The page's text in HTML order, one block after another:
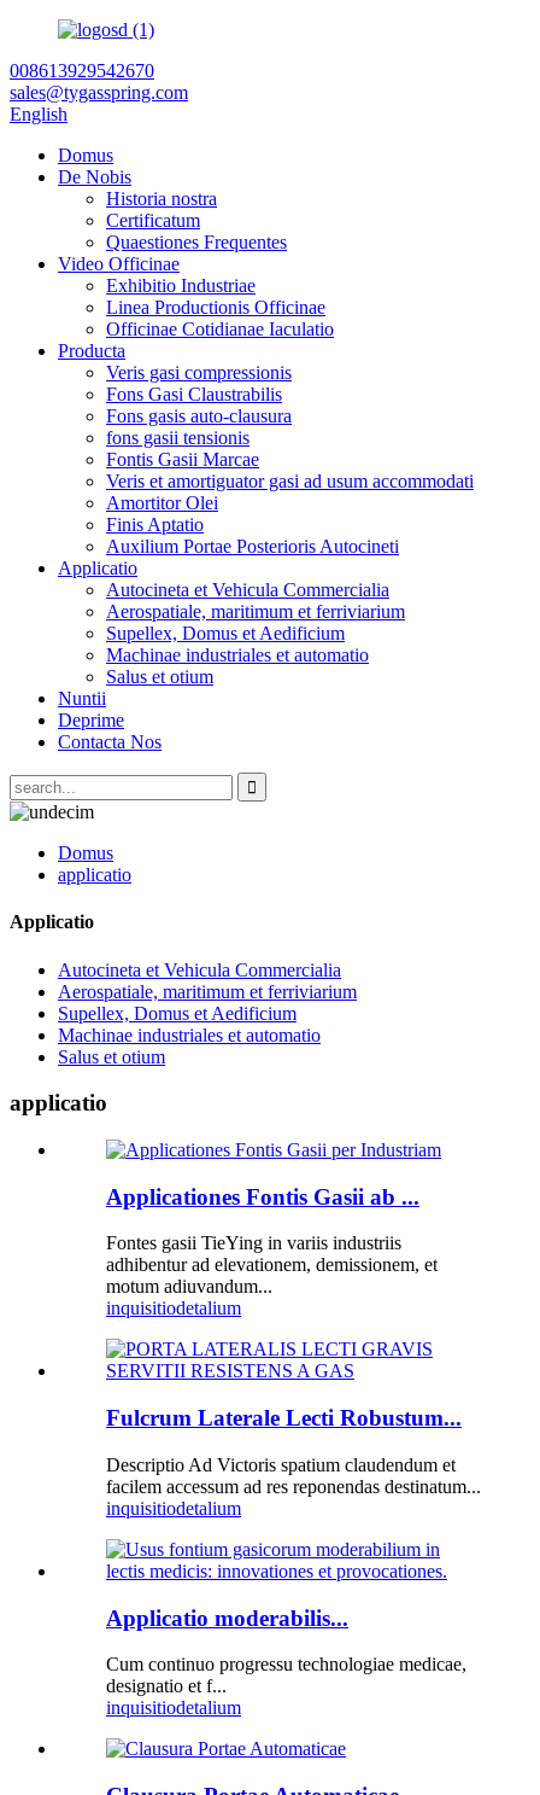
008613929542670
sales@tygasspring.com
English
Domus
De Nobis
Historia nostra
Certificatum
Quaestiones Frequentes
Video Officinae
Exhibitio Industriae
Linea Productionis Officinae
Officinae Cotidianae Iaculatio
Producta
Veris gasi compressionis
Fons Gasi Claustrabilis
Fons gasis auto-clausura
fons gasii tensionis
Fontis Gasii Marcae
Veris et amortiguator gasi ad usum accommodati
Amortitor Olei
Finis Aptatio
Auxilium Portae Posterioris Autocineti
Applicatio
Autocineta et Vehicula Commercialia
Aerospatiale, maritimum et ferriviarium
Supellex, Domus et Aedificium
Machinae industriales et automatio
Salus et otium
Nuntii
Deprime
Contacta Nos
Domus
applicatio
Applicatio
Autocineta et Vehicula Commercialia
Aerospatiale, maritimum et ferriviarium
Supellex, Domus et Aedificium
Machinae industriales et automatio
Salus et otium
applicatio
Applicationes Fontis Gasii ab ...
Fontes gasii TieYing in variis industriis
adhibentur ad elevationem, demissionem, et
motum adiuvandum...
inquisitiodetalium
Fulcrum Laterale Lecti Robustum...
Descriptio Ad Victoris spatium claudendum et
facilem accessum ad res reponendas destinatum...
inquisitiodetalium
Applicatio moderabilis...
Cum continuo progressu technologiae medicae,
designatio et f...
inquisitiodetalium